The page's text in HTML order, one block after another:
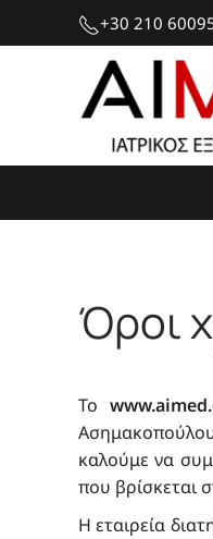
+30 210
Όροι
Το
Ασημακοπούλου
καλούμε να
που βρίσκεται
Η εταιρεία